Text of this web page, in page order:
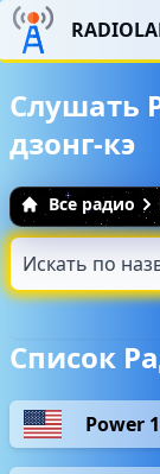
Слушать
дзонг-кэ
Все радио
Список
Power